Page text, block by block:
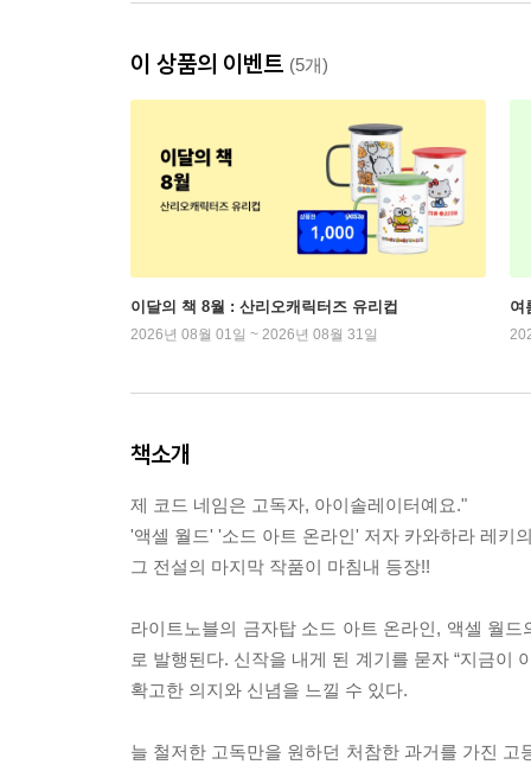
이 상품의 이벤트 (5개)
이달의 책 8월 : 산리오캐릭터즈 유리컵
2026년 08월 01일 ~ 2026년 08월 31일
여
책소개
제 코드 네임은 고독자, 아이솔레이터예요."
'액셀 월드' '소드 아트 온라인' 저자 카와하라 레키
그 전설의 마지막 작품이 마침내 등장!!
라이트노블의 금자탑 소드 아트 온라인, 액셀 월
로 발행된다. 신작을 내게 된 계기를 묻자 “지금이
확고한 의지와 신념을 느낄 수 있다.
늘 철저한 고독만을 원하던 처참한 과거를 가진 고